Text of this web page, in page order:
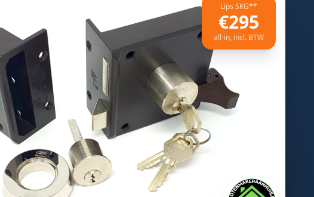
Lips SKG**
€295
all-in, incl. BTW